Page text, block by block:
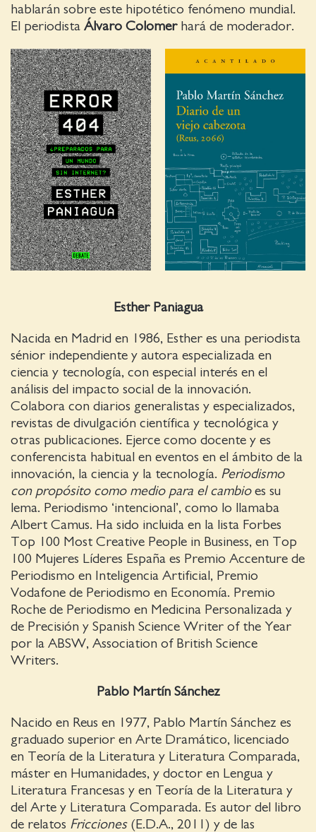
hablarán sobre este hipotético fenómeno mundial.
El periodista Álvaro Colomerhará de moderador.
Esther Paniagua
Nacida en Madrid en 1986, Esther es una periodista
sénior independiente y autora especializada en
ciencia y tecnología, con especial interés en el
análisis del impacto social de la innovación.
Colabora con diarios generalistas y especializados,
revistas de divulgación científica y tecnológica y
otras publicaciones. Ejerce como docente y es
conferencista habitual en eventos en el ámbito de la
innovación, la ciencia y la tecnología. Periodismo
con propósito como medio para el cambioes su
lema. Periodismo ‘intencional’, como lo llamaba
Albert Camus. Ha sido incluida en la lista Forbes
Top 100 Most Creative People in Business, en Top
100 Mujeres Líderes España es Premio Accenture de
Periodismo en Inteligencia Artificial, Premio
Vodafone de Periodismo en Economía. Premio
Roche de Periodismo en Medicina Personalizada y
de Precisión y Spanish Science Writer of the Year
por la ABSW, Association of British Science
Writers.
Pablo Martín Sánchez
Nacido en Reus en 1977, Pablo Martín Sánchez es
graduado superior en Arte Dramático, licenciado
en Teoría de la Literatura y Literatura Comparada,
máster en Humanidades, y doctor en Lengua y
Literatura Francesas y en Teoría de la Literatura y
del Arte y Literatura Comparada. Es autor del libro
de relatos Fricciones (E.D.A., 2011) y de las